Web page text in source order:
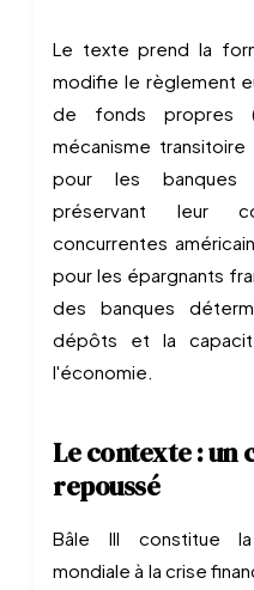
Le texte prend la
modifie le règlement
de fonds propres
mécanisme
pour les banques
préservant leur
concurrentes
pour les épargnants
des banques
dépôts et la
l'économie.
Le contexte : un
repoussé
Bâle III constitue
mondiale à la crise